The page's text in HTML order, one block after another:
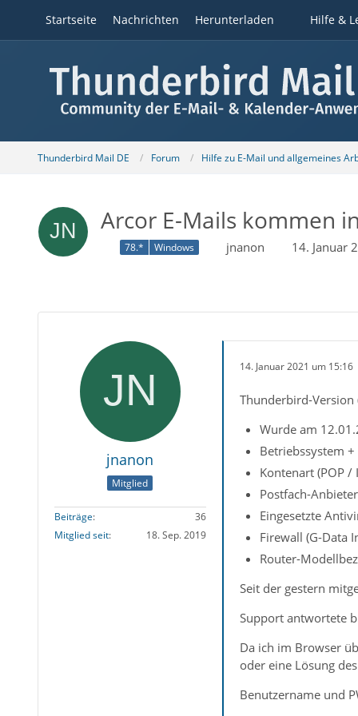
Startseite Nachrichten Herunterladen Hilfe &
Thunderbird Mail DE Forum Hilfe zu E-Mail und allgemeines
Arcor E-Mails kommen
78.* Windows jnanon 14. Januar
jnanon
Mitglied
Beiträge
36
Mitglied seit
18. Sep. 2019
14. Januar 2021 um 15:16
Thunderbird-Version
Wurde am
Betriebssystem
Kontenart (POP /
Postfach-
Eingesetzte
Firewall (G-Data
Router-
Seit der gestern
Support antwortete
Da ich im Browser
oder eine Lösung
Benutzername und